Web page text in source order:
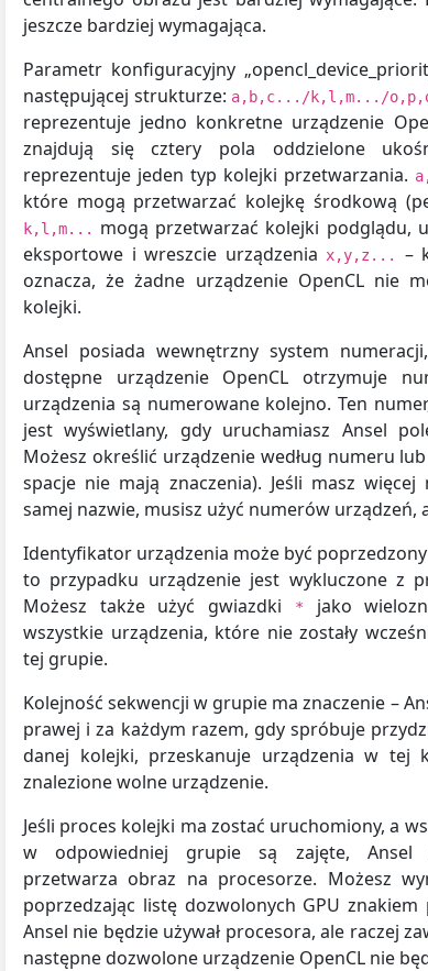
jeszcze bardziej wymagająca.
Parametr konfiguracyjny
następującej strukturze: a,b,c.../k,l,m.../
reprezentuje jedno konkretne urządzenie
znajdują się cztery pola oddzielone
reprezentuje jeden typ kolejki przetwarzania.
które mogą przetwarzać kolejkę środkową
k,l,m... mogą przetwarzać kolejki podglądu,
eksportowe i wreszcie urządzeniax,y,z...
–
oznacza, że żadne urządzenie OpenCL nie
kolejki.
Ansel posiada wewnętrzny system
dostępne urządzenie OpenCL otrzymuje
urządzenia są numerowane kolejno. Ten
jest wyświetlany, gdy uruchamiasz Ansel
Możesz określić urządzenie według numeru
spacje nie mają znaczenia). Jeśli masz
samej nazwie, musisz użyć numerów urządzeń,
Identyfikator urządzenia może być
to przypadku urządzenie jest wykluczone z
Możesz także użyć gwiazdki
*
jako
wszystkie urządzenia, które nie zostały
tej grupie.
Kolejność sekwencji w grupie ma znaczenie –
prawej i za każdym razem, gdy spróbuje
danej kolejki, przeskanuje urządzenia w tej
znalezione wolne urządzenie.
Jeśli proces kolejki ma zostać uruchomiony, a
w odpowiedniej grupie są zajęte, Ansel
przetwarza obraz na procesorze. Możesz
poprzedzając listę dozwolonych GPU znakiem
Ansel nie będzie używał procesora, ale raczej
następne dozwolone urządzenie OpenCL nie